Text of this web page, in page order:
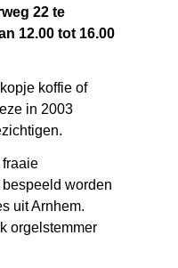
22 te
12.00 tot 16.00
koffie of
in 2003
worden
uit Arnhem.
orgelstemmer